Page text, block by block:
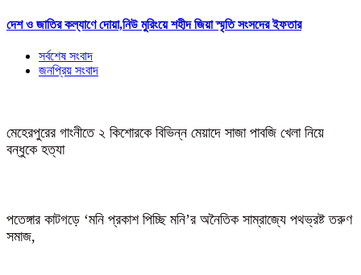
দেশ ও জাতির কল্যাণে দোয়া,নিউ মুরিংয়ে শহীদ জিয়া স্মৃতি সংসদের ইফতার
সর্বশেষ সংবাদ
জনপ্রিয় সংবাদ
মেহেরপুরের গাংনীতে ২ কিশোরকে বিভিন্ন মেয়াদে সাজা পাবজি খেলা নিয়ে
বন্ধুকে হত্যা
পতেঙ্গার কাটগড়ে ‘মনি প্রকাশ পিচ্ছি মনি’র অনৈতিক সাম্রাজ্যে পথভ্রষ্ট তরুণ
সমাজ,